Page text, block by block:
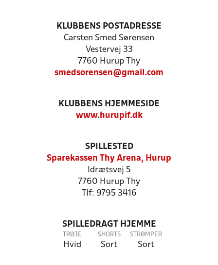
KLUBBENS POSTADRESSE
Carsten Smed Sørensen
Vestervej 33
7760 Hurup Thy
smedsorensen@gmail.com
KLUBBENS HJEMMESIDE
www.hurupif.dk
SPILLESTED
Sparekassen Thy Arena, Hurup
Idrætsvej 5
7760 Hurup Thy
Tlf: 9795 3416
SPILLEDRAGT HJEMME
TRØJE
Hvid
SHORTS
Sort
STRØMPER
Sort